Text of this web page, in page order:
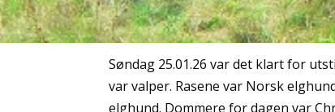
Søndag 25.01.26 var det klart for
var valper. Rasene var Norsk
elghund. Dommere for dagen var